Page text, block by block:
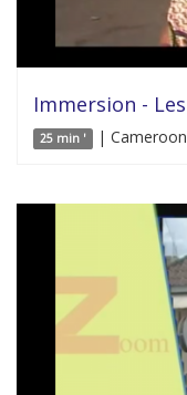
Immersion -
25 min ' |